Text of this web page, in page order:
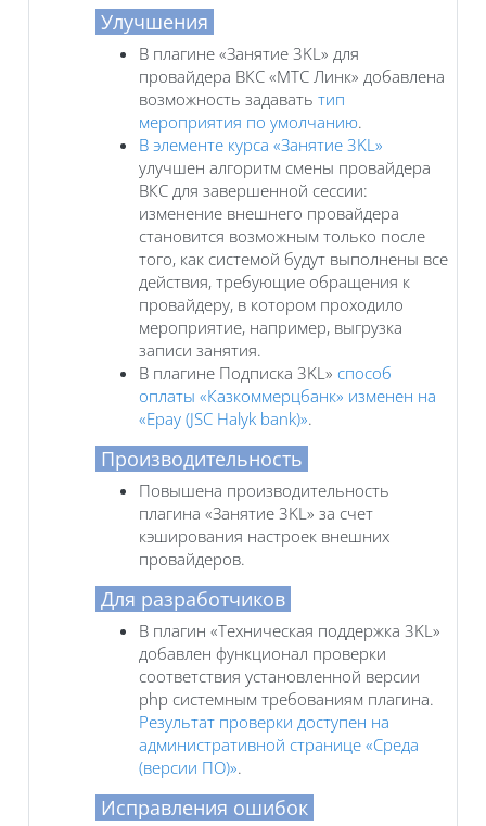
Улучшения
В плагине «Занятие 3KL» для
провайдера ВКС «МТС Линк» добавлена
возможность задавать тип
мероприятия по умолчанию.
В элементе курса «Занятие 3KL»
улучшен алгоритм смены провайдера
ВКС для завершенной сессии:
изменение внешнего провайдера
становится возможным только после
того, как системой будут выполнены все
действия, требующие обращения к
провайдеру, в котором проходило
мероприятие, например, выгрузка
записи занятия.
В плагине Подписка 3KL» способ
оплаты «Казкоммерцбанк» изменен на
«Epay (JSC Halyk bank)».
Производительность
Повышена производительность
плагина «Занятие 3KL» за счет
кэширования настроек внешних
провайдеров.
Для разработчиков
В плагин «Техническая поддержка 3KL»
добавлен функционал проверки
соответствия установленной версии
php системным требованиям плагина.
Результат проверки доступен на
административной странице «Среда
(версии ПО)».
Исправления ошибок